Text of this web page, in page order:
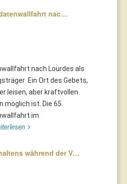
nac…
nach Lourdes als
Ein Ort des Gebets,
leisen, aber kraftvollen
möglich ist. Die 65.
im
während der V…